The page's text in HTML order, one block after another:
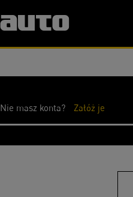
Nie masz konta? Załóż je